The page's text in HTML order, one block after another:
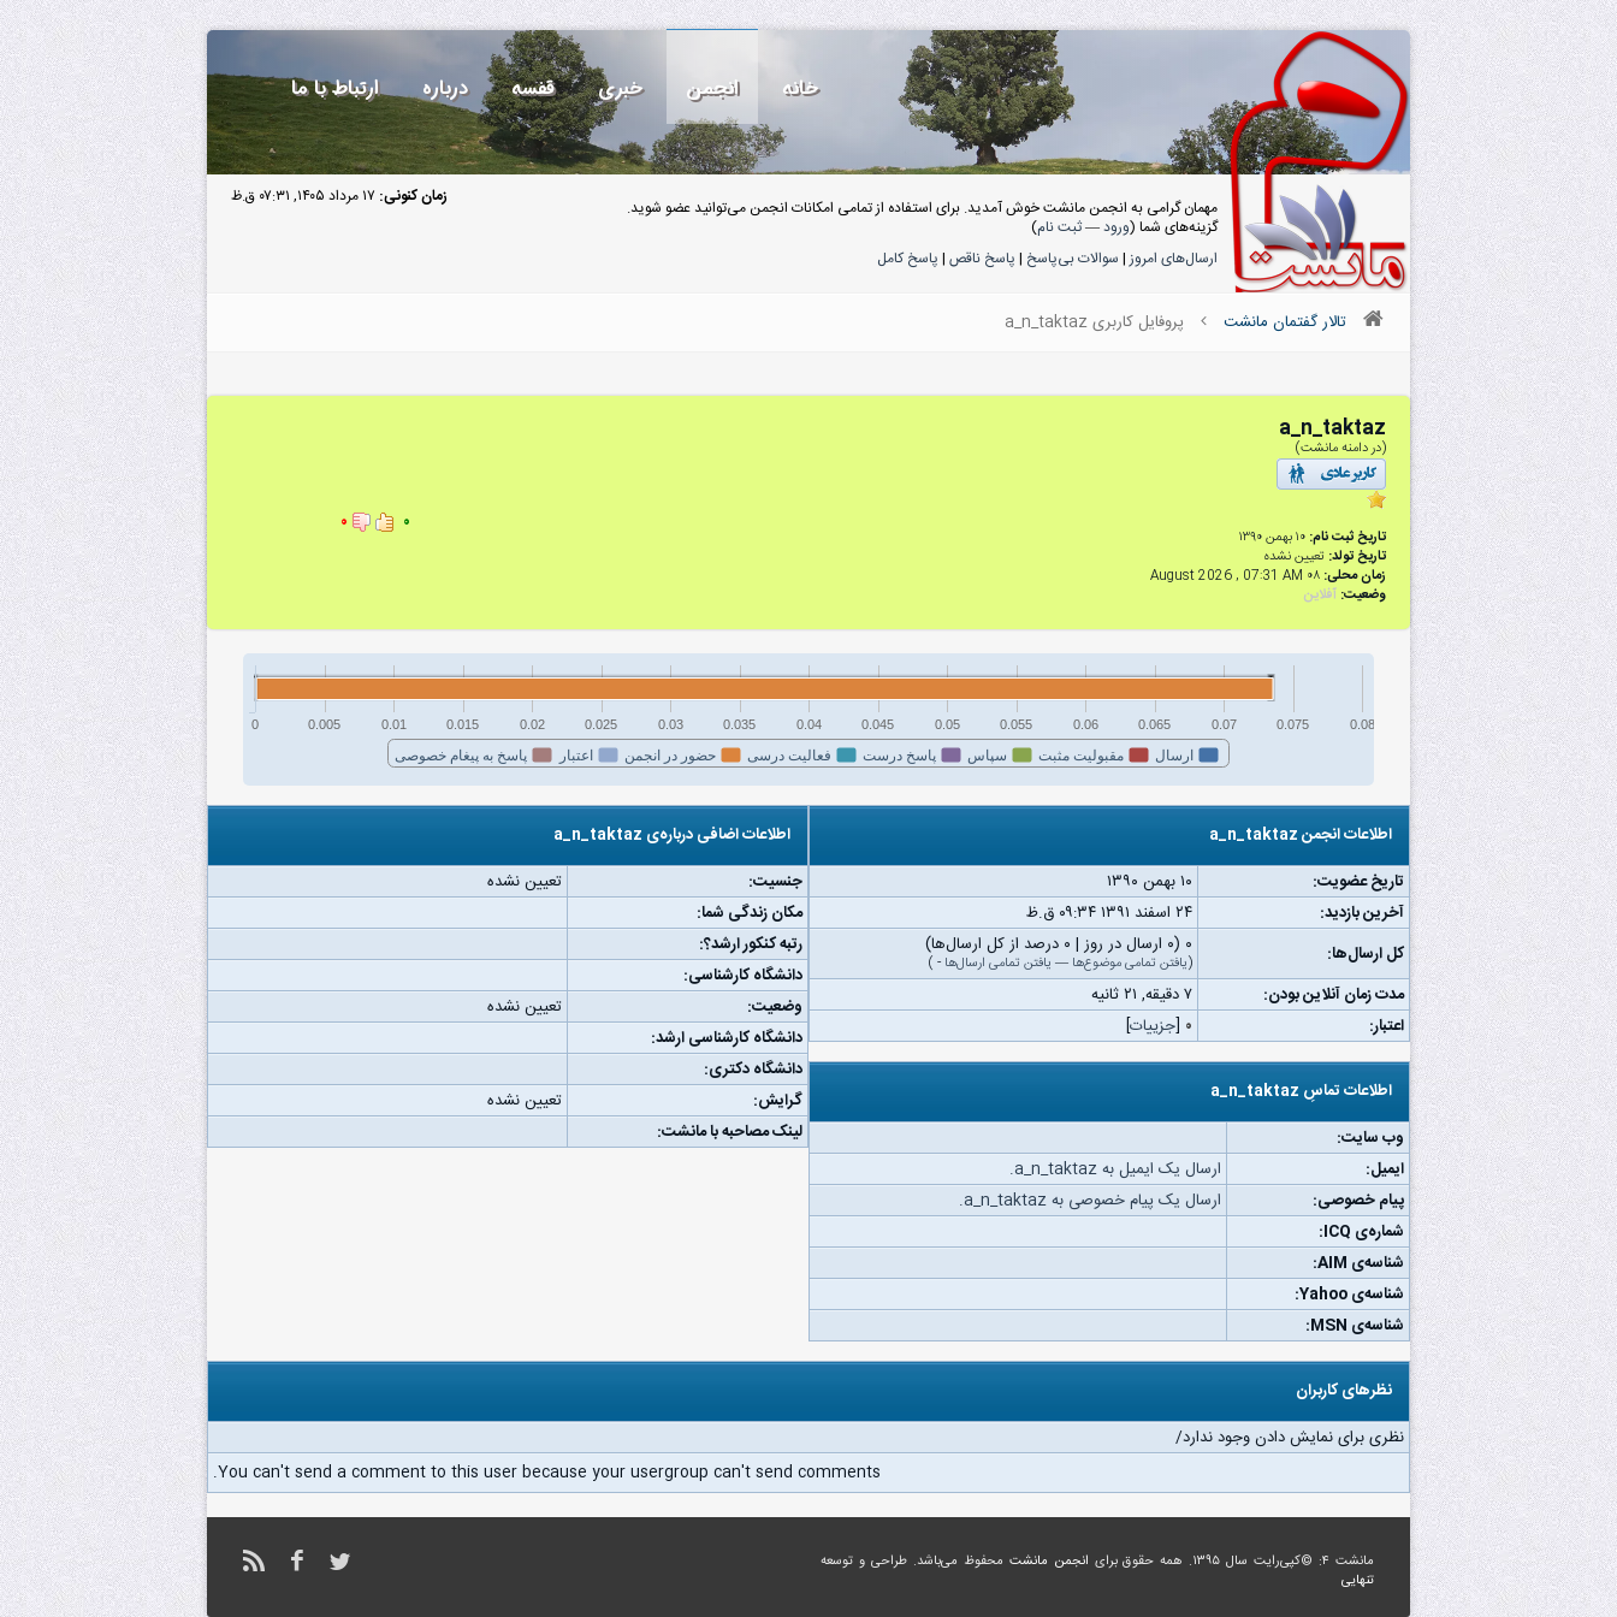
خانه انجمن خبری قفسه درباره ارتباط با ما
زمان کنونی: ۱۷ مرداد ۱۴۰۵, ۰۷:۳۱ ق.ظ
مهمان گرامی به انجمن مانشت خوش آمدید. برای استفاده از تمامی امکانات انجمن می‌توانید عضو شوید.
گزینه‌های شما (ورود—ثبت نام)
ارسال‌های امروز| سوالات بی‌پاسخ | پاسخ ناقص | پاسخ کامل
تالار گفتمان مانشت پروفایل کاربری a_n_taktaz
a_n_taktaz
(در دامنه مانشت)
تاریخ ثبت نام: ۱۰ بهمن ۱۳۹۰
تاریخ تولد: تعیین نشده
زمان محلی: ۰۸ August 2026 , 07:31 AM
وضعیت: آفلاین
۰ ۰
ارسال مقبولیت مثبت سپاس پاسخ درست فعالیت درسی حضور در انجمن اعتبار پاسخ به پیغام خصوصی
0 0.005 0.01 0.015 0.02 0.025 0.03 0.035 0.04 0.045 0.05 0.055 0.06 0.065 0.07 0.075 0.08
اطلاعات انجمن a_n_taktaz
تاریخ عضویت:
۱۰ بهمن ۱۳۹۰
آخرین بازدید:
۲۴ اسفند ۱۳۹۱ ۰۹:۳۴ ق.ظ
کل ارسال‌ها:
۰ (۰ ارسال در روز | ۰ درصد از کل ارسال‌ها)
(یافتن تمامی موضوع‌ها — یافتن تمامی ارسال‌ها -
)
مدت زمان آنلاین بودن:
۷ دقیقه, ۲۱ ثانیه
اعتبار:
۰ [جزییات]
اطلاعات تماسِ a_n_taktaz
وب‌ سایت:
ایمیل:
ارسال یک ایمیل به a_n_taktaz.
پیام خصوصی:
ارسال یک پیام خصوصی به a_n_taktaz.
شماره‌ی ICQ:
شناسه‌ی AIM:
شناسه‌ی Yahoo:
شناسه‌ی MSN:
اطلاعات اضافی درباره‌ی a_n_taktaz
جنسیت:
تعیین نشده
مکان زندگی شما:
رتبه کنکور ارشد؟:
دانشگاه کارشناسی:
وضعیت:
تعیین نشده
دانشگاه کارشناسی ارشد:
دانشگاه دکتری:
گرایش:
تعیین نشده
لینک مصاحبه با مانشت:
نظرهای کاربران
نظری برای نمایش دادن وجود ندارد/
You can't send a comment to this user because your usergroup can't send comments.
مانشت ۴: ©کپی‌رایت سال ۱۳۹۵. همه حقوق برای انجمن مانشت محفوظ می‌باشد. طراحی و توسعه
تنهایی